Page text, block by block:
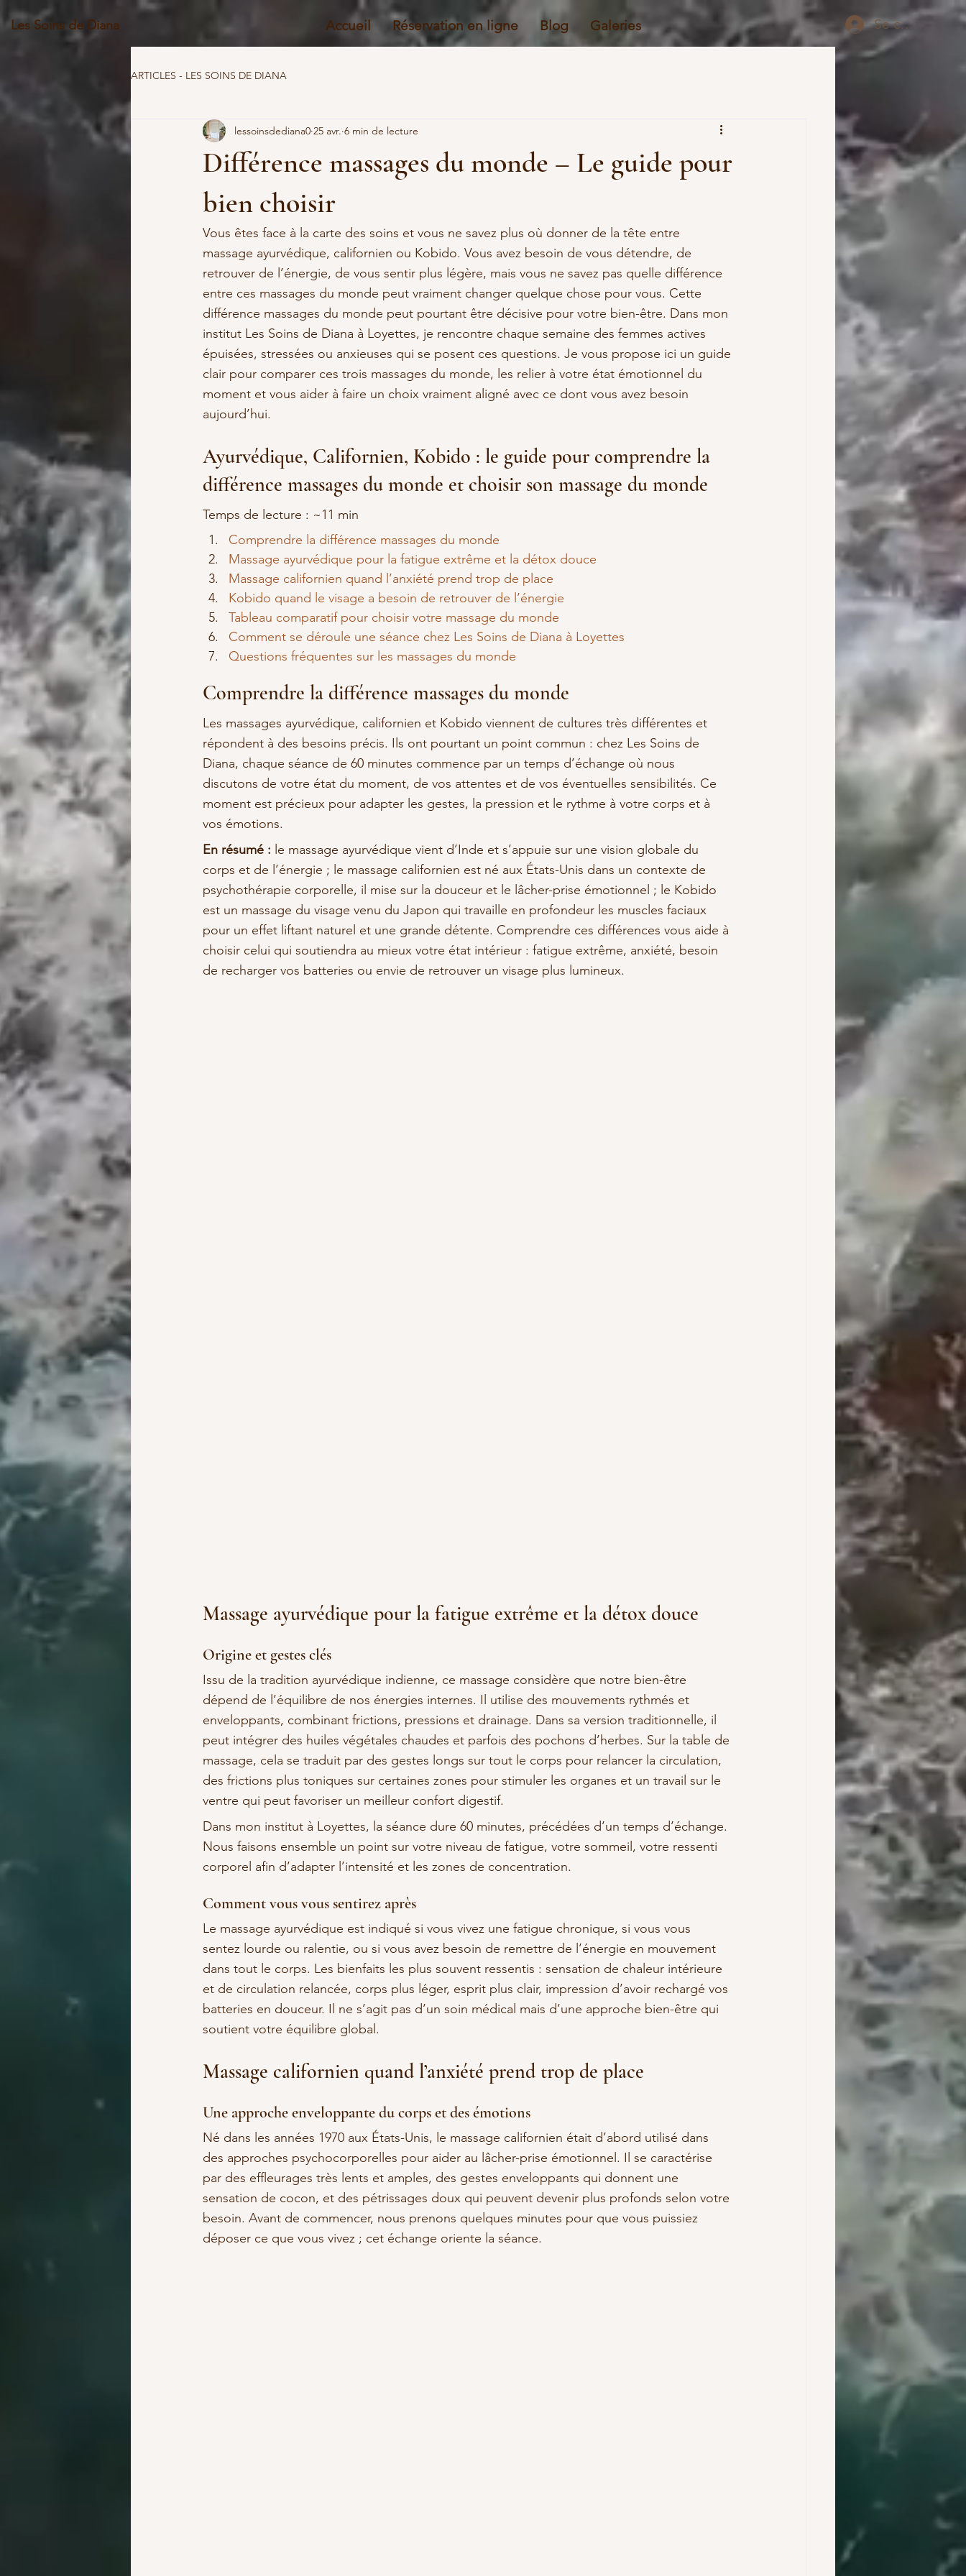
Les Soins de Diana Accueil Réservation en ligne Blog Galeries Se connecter
ARTICLES - LES SOINS DE DIANA
Différence massages du monde – Le guide pour
bien choisir
lessoinsdediana0 25 avr. 6 min de lecture
Vous êtes face à la carte des soins et vous ne savez plus où donner de la tête entre
massage ayurvédique, californien ou Kobido. Vous avez besoin de vous détendre, de
retrouver de l’énergie, de vous sentir plus légère, mais vous ne savez pas quelle différence
entre ces massages du monde peut vraiment changer quelque chose pour vous. Cette
différence massages du monde peut pourtant être décisive pour votre bien-être. Dans mon
institut Les Soins de Diana à Loyettes, je rencontre chaque semaine des femmes actives
épuisées, stressées ou anxieuses qui se posent ces questions. Je vous propose ici un guide
clair pour comparer ces trois massages du monde, les relier à votre état émotionnel du
moment et vous aider à faire un choix vraiment aligné avec ce dont vous avez besoin
aujourd’hui.
Ayurvédique, Californien, Kobido : le guide pour comprendre la
différence massages du monde et choisir son massage du monde
Temps de lecture : ~11 min
Comprendre la différence massages du monde
Massage ayurvédique pour la fatigue extrême et la détox douce
Massage californien quand l’anxiété prend trop de place
Kobido quand le visage a besoin de retrouver de l’énergie
Tableau comparatif pour choisir votre massage du monde
Comment se déroule une séance chez Les Soins de Diana à Loyettes
Questions fréquentes sur les massages du monde
Comprendre la différence massages du monde
Les massages ayurvédique, californien et Kobido viennent de cultures très différentes et
répondent à des besoins précis. Ils ont pourtant un point commun : chez Les Soins de
Diana, chaque séance de 60 minutes commence par un temps d’échange où nous
discutons de votre état du moment, de vos attentes et de vos éventuelles sensibilités. Ce
moment est précieux pour adapter les gestes, la pression et le rythme à votre corps et à
vos émotions.
En résumé : le massage ayurvédique vient d’Inde et s’appuie sur une vision globale du
corps et de l’énergie ; le massage californien est né aux États-Unis dans un contexte de
psychothérapie corporelle, il mise sur la douceur et le lâcher-prise émotionnel ; le Kobido
est un massage du visage venu du Japon qui travaille en profondeur les muscles faciaux
pour un effet liftant naturel et une grande détente. Comprendre ces différences vous aide à
choisir celui qui soutiendra au mieux votre état intérieur : fatigue extrême, anxiété, besoin
de recharger vos batteries ou envie de retrouver un visage plus lumineux.
Massage ayurvédique pour la fatigue extrême et la détox douce
Origine et gestes clés
Issu de la tradition ayurvédique indienne, ce massage considère que notre bien-être
dépend de l’équilibre de nos énergies internes. Il utilise des mouvements rythmés et
enveloppants, combinant frictions, pressions et drainage. Dans sa version traditionnelle, il
peut intégrer des huiles végétales chaudes et parfois des pochons d’herbes. Sur la table de
massage, cela se traduit par des gestes longs sur tout le corps pour relancer la circulation,
des frictions plus toniques sur certaines zones pour stimuler les organes et un travail sur le
ventre qui peut favoriser un meilleur confort digestif.
Dans mon institut à Loyettes, la séance dure 60 minutes, précédées d’un temps d’échange.
Nous faisons ensemble un point sur votre niveau de fatigue, votre sommeil, votre ressenti
corporel afin d’adapter l’intensité et les zones de concentration.
Comment vous vous sentirez après
Le massage ayurvédique est indiqué si vous vivez une fatigue chronique, si vous vous
sentez lourde ou ralentie, ou si vous avez besoin de remettre de l’énergie en mouvement
dans tout le corps. Les bienfaits les plus souvent ressentis : sensation de chaleur intérieure
et de circulation relancée, corps plus léger, esprit plus clair, impression d’avoir rechargé vos
batteries en douceur. Il ne s’agit pas d’un soin médical mais d’une approche bien-être qui
soutient votre équilibre global.
Massage californien quand l’anxiété prend trop de place
Une approche enveloppante du corps et des émotions
Né dans les années 1970 aux États-Unis, le massage californien était d’abord utilisé dans
des approches psychocorporelles pour aider au lâcher-prise émotionnel. Il se caractérise
par des effleurages très lents et amples, des gestes enveloppants qui donnent une
sensation de cocon, et des pétrissages doux qui peuvent devenir plus profonds selon votre
besoin. Avant de commencer, nous prenons quelques minutes pour que vous puissiez
déposer ce que vous vivez ; cet échange oriente la séance.